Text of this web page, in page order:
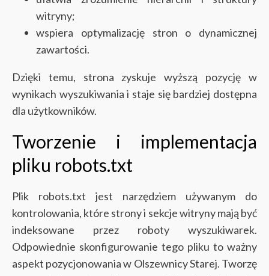
witryny;
wspiera optymalizację stron o dynamicznej
zawartości.
Dzięki temu, strona zyskuje wyższą pozycję w
wynikach wyszukiwania i staje się bardziej dostępna
dla użytkowników.
Tworzenie i implementacja
pliku robots.txt
Plik robots.txt jest narzędziem używanym do
kontrolowania, które strony i sekcje witryny mają być
indeksowane przez roboty wyszukiwarek.
Odpowiednie skonfigurowanie tego pliku to ważny
aspekt pozycjonowania w Olszewnicy Starej. Tworzę